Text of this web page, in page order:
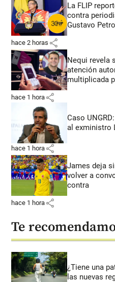
La FLIP
contra
Gustavo Petro
hace 2 horas share
Nequi revela
atención
multiplicada
hace 1 hora share
Caso
al exministro
hace 1 hora share
James deja
volver a
contra
hace 1 hora share
Te
¿Tiene una
las nuevas